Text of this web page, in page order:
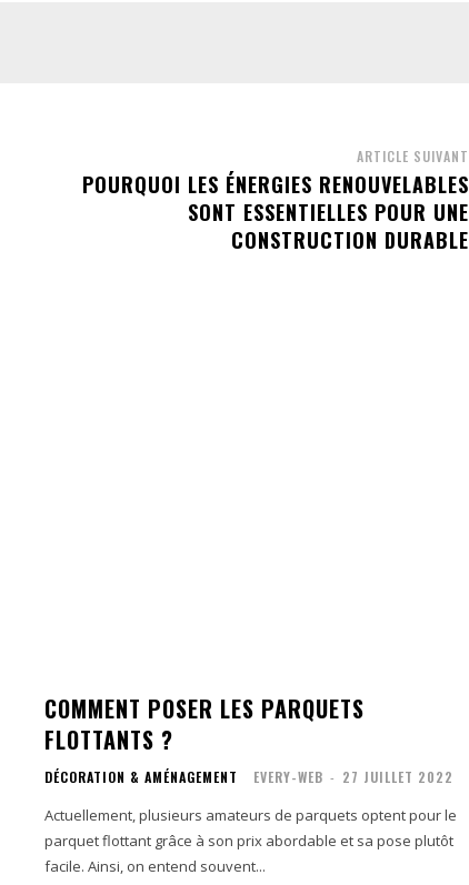
ARTICLE SUIVANT
POURQUOI LES ÉNERGIES RENOUVELABLES
SONT ESSENTIELLES POUR UNE
CONSTRUCTION DURABLE
COMMENT POSER LES PARQUETS
FLOTTANTS ?
DÉCORATION & AMÉNAGEMENT EVERY-WEB - 27 JUILLET 2022
Actuellement, plusieurs amateurs de parquets optent pour le
parquet flottant grâce à son prix abordable et sa pose plutôt
facile. Ainsi, on entend souvent...